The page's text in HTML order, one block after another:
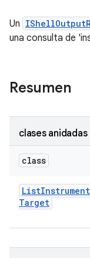
Un
una consulta de
Resumen
clases anidadas
class
List
Target